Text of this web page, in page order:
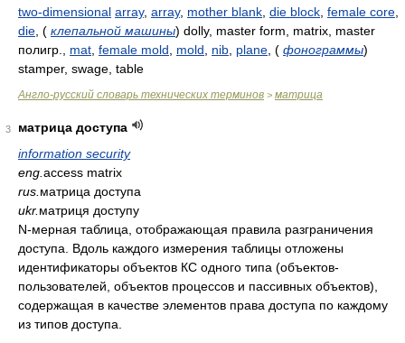
two-dimensional array, array, mother blank die block female core
die ( клепальной машины) dolly, master form, matrix, master
полигр., mat female mold mold nib plane ( фонограммы)
stamper, swage, table
Англо-русский словарь технических терминов > матрица
3
матрица доступа
information security
eng. access matrix
rus. матрица доступа
ukr. матриця доступу
N-мерная таблица, отображающая правила разграничения
доступа. Вдоль каждого измерения таблицы отложены
идентификаторы объектов КС одного типа (объектов-
пользователей, объектов процессов и пассивных объектов),
содержащая в качестве элементов права доступа по каждому
из типов доступа.